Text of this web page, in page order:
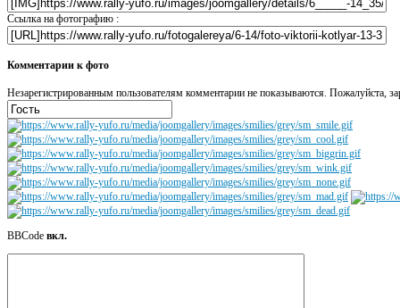
Ссылка на фотографию :
Комментарии к фото
Незарегистрированным пользователям комментарии не показываются. Пожалуйста,
BBCode вкл.